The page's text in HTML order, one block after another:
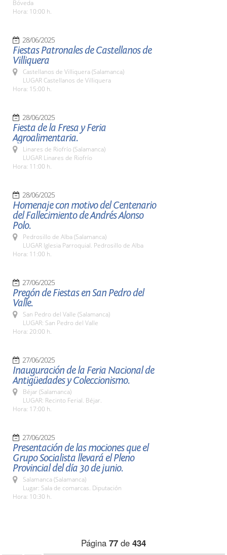
Bóveda
Hora: 10:00 h.
28/06/2025
Fiestas Patronales de Castellanos de
Villiquera
Castellanos de Villiquera (Salamanca)
LUGAR Castellanos de Villiquera
Hora: 15:00 h.
28/06/2025
Fiesta de la Fresa y Feria
Agroalimentaria.
Linares de Riofrío (Salamanca)
LUGAR Linares de Riofrío
Hora: 11:00 h.
28/06/2025
Homenaje con motivo del Centenario
del Fallecimiento de Andrés Alonso
Polo.
Pedrosillo de Alba (Salamanca)
LUGAR Iglesia Parroquial. Pedrosillo de Alba
Hora: 11:00 h.
27/06/2025
Pregón de Fiestas en San Pedro del
Valle.
San Pedro del Valle (Salamanca)
LUGAR: San Pedro del Valle
Hora: 20:00 h.
27/06/2025
Inauguración de la Feria Nacional de
Antigüedades y Coleccionismo.
Béjar (Salamanca)
LUGAR: Recinto Ferial. Béjar.
Hora: 17:00 h.
27/06/2025
Presentación de las mociones que el
Grupo Socialista llevará el Pleno
Provincial del día 30 de junio.
Salamanca (Salamanca)
Lugar: Sala de comarcas. Diputación
Hora: 10:30 h.
Página 77 de 434